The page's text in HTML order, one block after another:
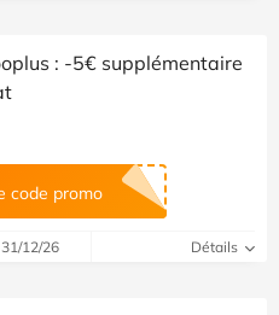
: -5€ supplémentaire
code promo
12/26 Détails